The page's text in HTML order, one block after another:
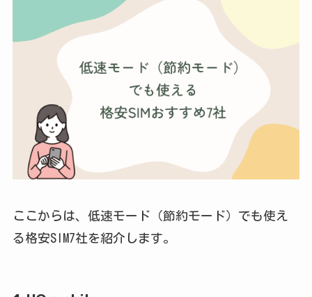
ここからは、低速モード（節約モード）でも使え
る格安SIM7社を紹介します。